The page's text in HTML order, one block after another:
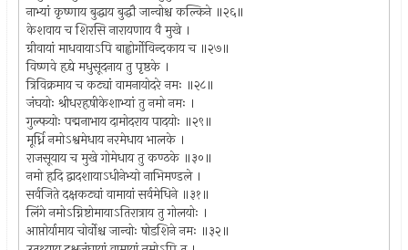
नाभ्यां कृष्णाय बुद्धाय बुद्धौ जान्वोश्च कल्किने ॥२६॥
केशवाय च शिरसि नारायणाय वै मुखे ।
ग्रीवायां माधवायाऽपि बाह्वोर्गोविन्दकाय च ॥२७॥
विष्णवे हृद्ये मधुसूदनाय तु पृष्ठके ।
त्रिविक्रमाय च कट्यां वामनायोदरे नमः ॥२८॥
जंघयोः श्रीधरहृषीकेशाभ्यां तु नमो नमः ।
गुल्फयोः पद्मनाभाय दामोदराय पादयोः ॥२९॥
मूर्ध्नि नमोऽश्वमेधाय नरमेधाय भालके ।
राजसूयाय च मुखे गोमेधाय तु कण्ठके ॥३०॥
नमो हृदि द्वादशायाऽधीनेभ्यो नाभिमण्डले ।
सर्वजिते दक्षकट्यां वामायां सर्वमेधिने ॥३१॥
लिंगे नमोऽग्निष्टोमायाऽतिरात्राय तु गोलयोः ।
आप्तोर्यामाय चोर्वोश्च जान्वोः षोडशिने नमः ॥३२॥